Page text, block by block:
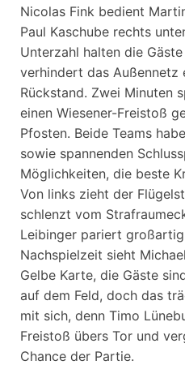
Nicolas Fink bedient
Paul Kaschube rechts
Unterzahl halten die
verhindert das Außennetz
Rückstand. Zwei Minuten
einen Wiesener-Freistoß
Pfosten. Beide Teams
sowie spannenden
Möglichkeiten, die beste
Von links zieht der
schlenzt vom
Leibinger pariert
Nachspielzeit sieht
Gelbe Karte, die Gäste
auf dem Feld, doch das
mit sich, denn Timo
Freistoß übers Tor und
Chance der Partie.